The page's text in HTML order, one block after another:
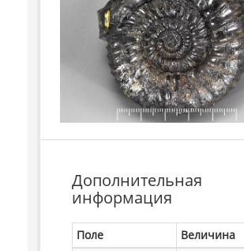
Дополнительная
информация
Поле
Величина